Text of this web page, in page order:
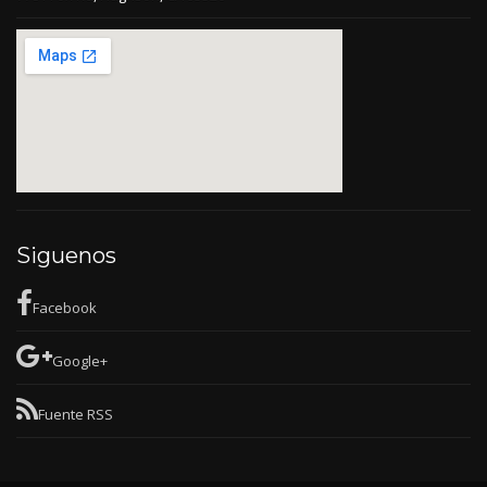
Siguenos
Facebook
Google+
Fuente RSS